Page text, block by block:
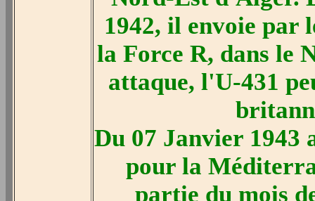
1942, il envoie par
la Force R, dans le
attaque, l'U-431
Du 07 Janvier 1943
pour la
partie du mois